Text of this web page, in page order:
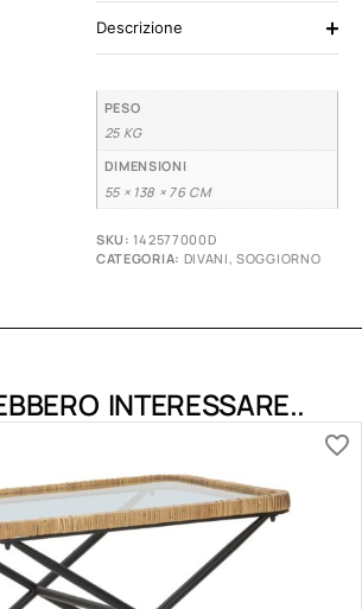
Descrizione
PESO
25 KG
DIMENSIONI
55 × 138 × 76 CM
SKU:142577000D
CATEGORIA: DIVANI ,SOGGIORNO
INTERESSARE..